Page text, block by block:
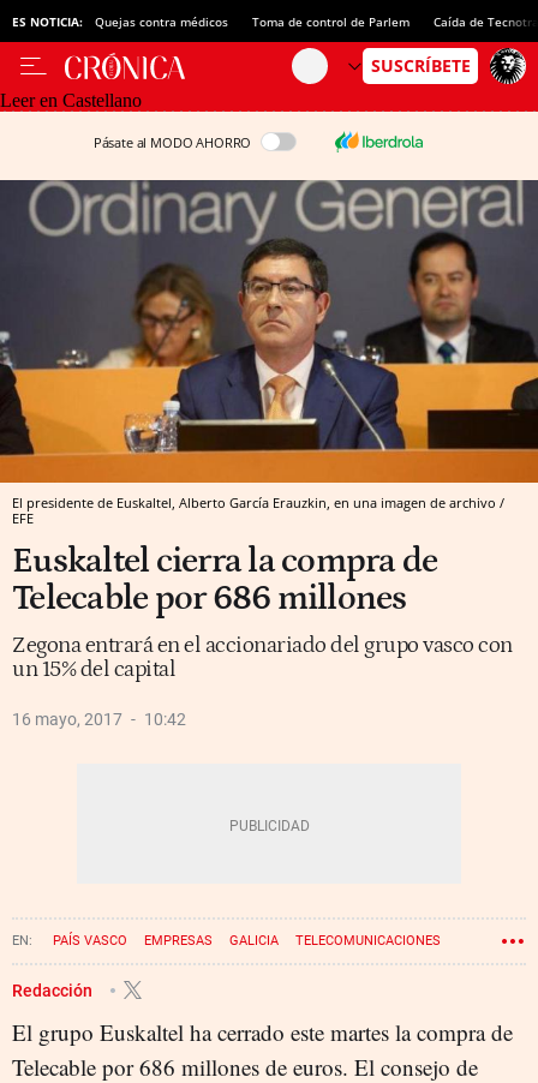
ES NOTICIA: Quejas contra médicos Toma de control de Parlem Caída de
Leer en Castellano
Pásate al MODO AHORRO
El presidente de Euskaltel, Alberto García Erauzkin, en una imagen de archivo /
EFE
Euskaltel cierra la compra de
Telecable por 686 millones
Zegona entrará en el accionariado del grupo vasco con
un 15% del capital
16 mayo, 2017 10:42
PAÍS VASCO EMPRESAS GALICIA TELECOMUNICACIONES
COMPRAS ASTURIAS
Redacción
El grupo Euskaltel ha cerrado este martes la compra de
Telecable por 686 millones de euros. El consejo de